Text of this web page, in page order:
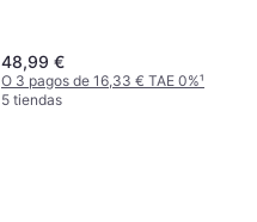
48,99 €
O 3 pagos de 16,33 € TAE 0%¹
5 tiendas